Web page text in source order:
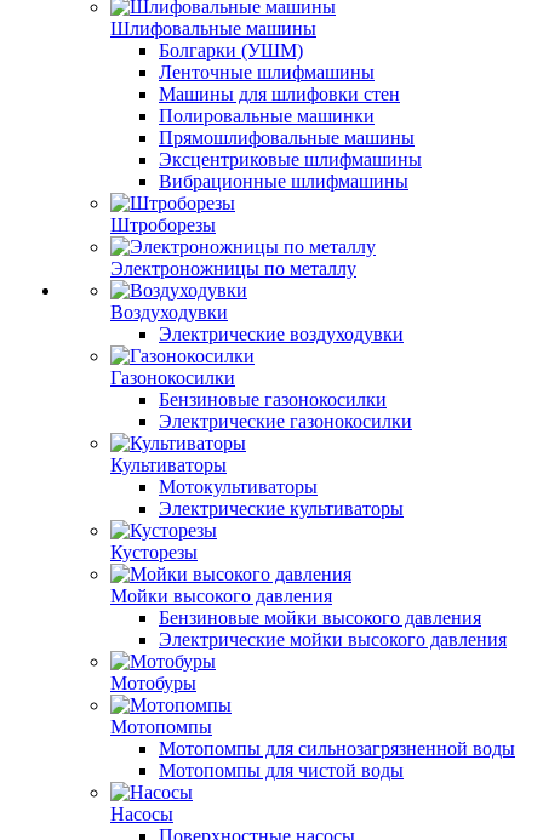
Шлифовальные машины
Болгарки (УШМ)
Ленточные шлифмашины
Машины для шлифовки стен
Полировальные машинки
Прямошлифовальные машины
Эксцентриковые шлифмашины
Вибрационные шлифмашины
Штроборезы
Электроножницы по металлу
Воздуходувки
Электрические воздуходувки
Газонокосилки
Бензиновые газонокосилки
Электрические газонокосилки
Культиваторы
Мотокультиваторы
Электрические культиваторы
Кусторезы
Мойки высокого давления
Бензиновые мойки высокого давления
Электрические мойки высокого давления
Мотобуры
Мотопомпы
Мотопомпы для сильнозагрязненной воды
Мотопомпы для чистой воды
Насосы
Поверхностные насосы